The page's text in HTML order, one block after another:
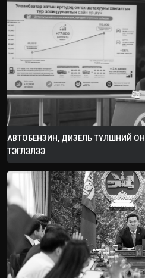
АВТОБЕНЗИН, ДИЗЕЛЬ ТҮЛШНИЙ
ТЭГЛЭЛЭЭ